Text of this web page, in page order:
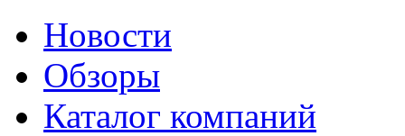
Новости
Обзоры
Каталог компаний